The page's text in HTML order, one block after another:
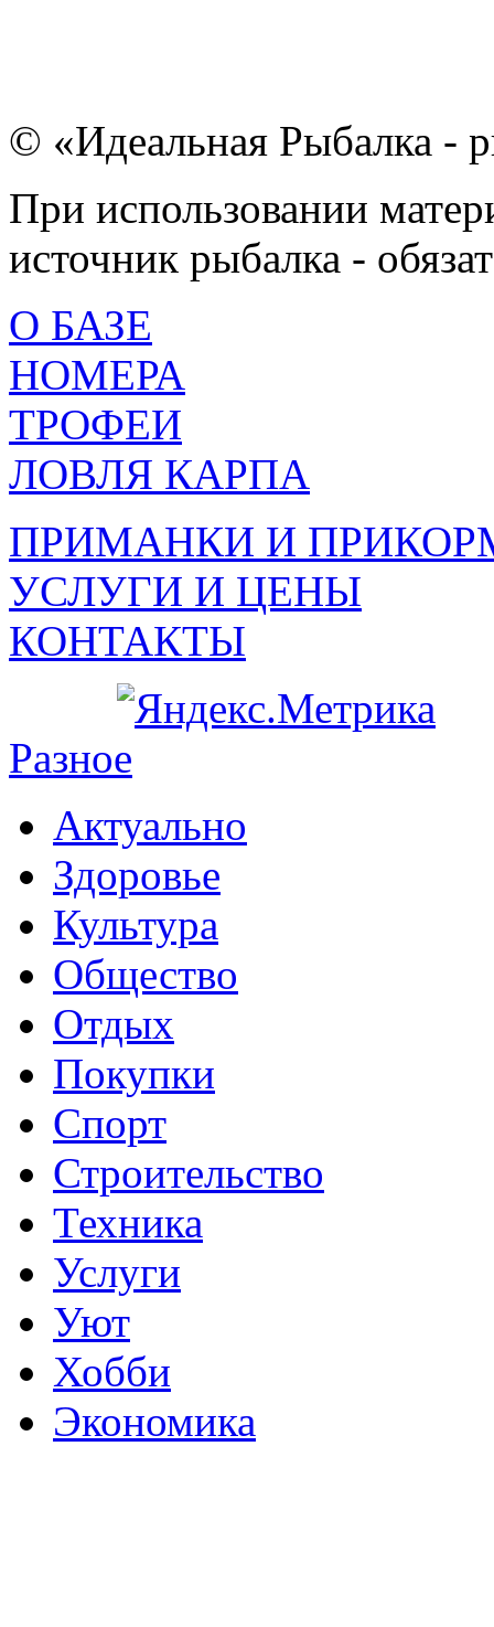
© «Идеальная Рыбалка -
При использовании
источник рыбалка -
О БАЗЕ
НОМЕРА
ТРОФЕИ
ЛОВЛЯ КАРПА
ПРИМАНКИ И
УСЛУГИ И ЦЕНЫ
КОНТАКТЫ
Разное
Актуально
Здоровье
Культура
Общество
Отдых
Покупки
Спорт
Строительство
Техника
Услуги
Уют
Хобби
Экономика